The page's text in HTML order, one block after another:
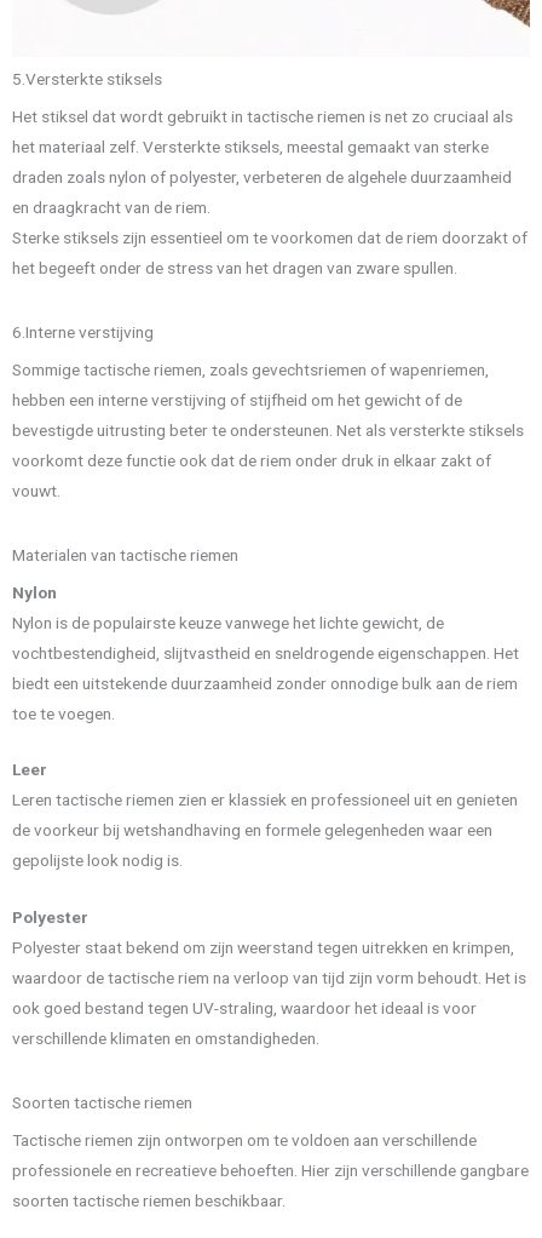
5.Versterkte stiksels
Het stiksel dat wordt gebruikt in tactische riemen is net zo cruciaal als
het materiaal zelf. Versterkte stiksels, meestal gemaakt van sterke
draden zoals nylon of polyester, verbeteren de algehele duurzaamheid
en draagkracht van de riem.
Sterke stiksels zijn essentieel om te voorkomen dat de riem doorzakt of
het begeeft onder de stress van het dragen van zware spullen.
6.Interne verstijving
Sommige tactische riemen, zoals gevechtsriemen of wapenriemen,
hebben een interne verstijving of stijfheid om het gewicht of de
bevestigde uitrusting beter te ondersteunen. Net als versterkte stiksels
voorkomt deze functie ook dat de riem onder druk in elkaar zakt of
vouwt.
Materialen van tactische riemen
Nylon
Nylon is de populairste keuze vanwege het lichte gewicht, de
vochtbestendigheid, slijtvastheid en sneldrogende eigenschappen. Het
biedt een uitstekende duurzaamheid zonder onnodige bulk aan de riem
toe te voegen.
Leer
Leren tactische riemen zien er klassiek en professioneel uit en genieten
de voorkeur bij wetshandhaving en formele gelegenheden waar een
gepolijste look nodig is.
Polyester
Polyester staat bekend om zijn weerstand tegen uitrekken en krimpen,
waardoor de tactische riem na verloop van tijd zijn vorm behoudt. Het is
ook goed bestand tegen UV-straling, waardoor het ideaal is voor
verschillende klimaten en omstandigheden.
Soorten tactische riemen
Tactische riemen zijn ontworpen om te voldoen aan verschillende
professionele en recreatieve behoeften. Hier zijn verschillende gangbare
soorten tactische riemen beschikbaar.